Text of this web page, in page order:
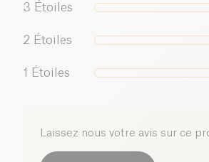
3 Étoiles
2 Étoiles
1 Étoiles
Laissez nous votre avis sur ce